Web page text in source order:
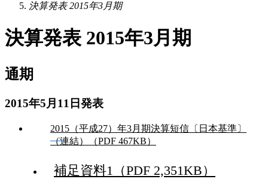
決算発表 2015年3月期
決算発表 2015年3月期
通期
2015年5月11日発表
2015（平成27）年3月期決算短信〔日本基準〕
（連結）（PDF 467KB）
補足資料1（PDF 2,351KB）